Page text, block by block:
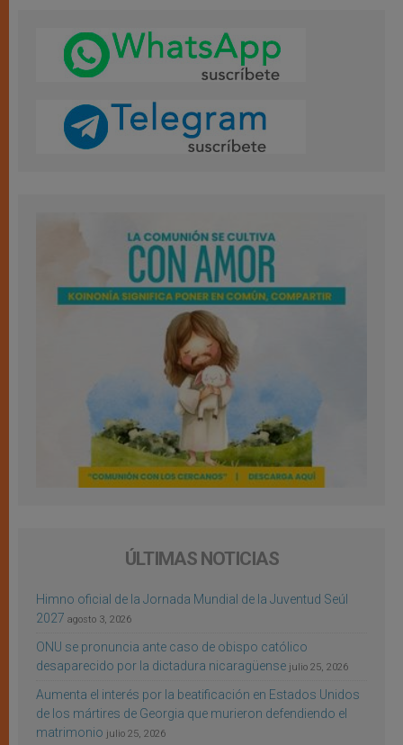
ÚLTIMAS NOTICIAS
Himno oficial de la Jornada Mundial de la Juventud Seúl
2027 agosto 3, 2026
ONU se pronuncia ante caso de obispo católico
desaparecido por la dictadura nicaragüense julio 25, 2026
Aumenta el interés por la beatificación en Estados Unidos
de los mártires de Georgia que murieron defendiendo el
matrimonio julio 25, 2026